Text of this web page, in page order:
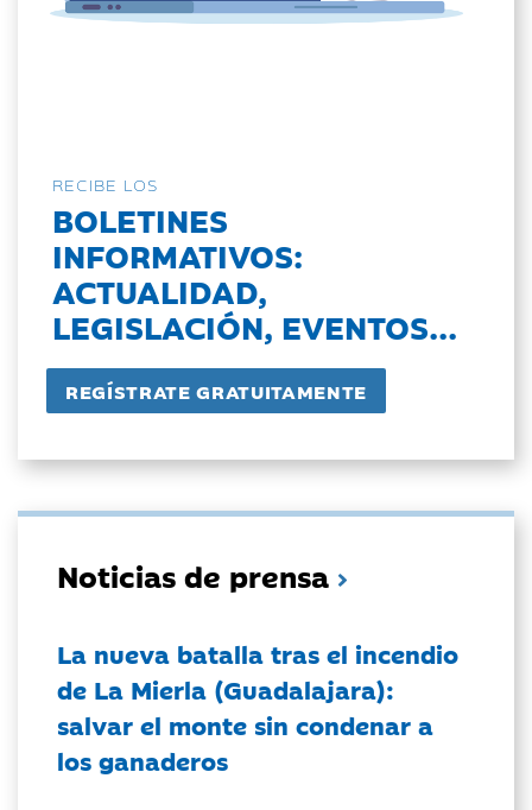
RECIBE LOS
BOLETINES
INFORMATIVOS:
ACTUALIDAD,
LEGISLACIÓN, EVENTOS...
Noticias de prensa
La nueva batalla tras el incendio
de La Mierla (Guadalajara):
salvar el monte sin condenar a
los ganaderos